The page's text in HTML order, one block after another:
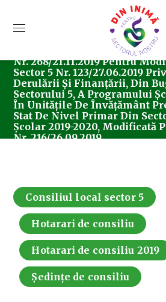
Consiliul Local Sector
Nr. 268/21.11.2019 Pentru
Sector 5 Nr. 123/27.06.2019
Derulării Și Finanțării, Din
Sectorului 5, A Programului
În Unitățile De Învățământ
Stat De Nivel Primar Din
Școlar 2019-2020, Modificată
Nr. 216/26.09.2019
Consiliul local sector 5
Hotarari de consiliu
Hotarari de consiliu 2019
Ședințe de consiliu